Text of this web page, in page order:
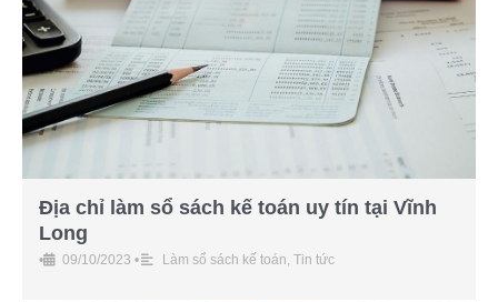
Địa chỉ làm sổ sách kế toán uy tín tại Vĩnh
Long
• 09/10/2023 • Làm sổ sách kế toán, Tin tức